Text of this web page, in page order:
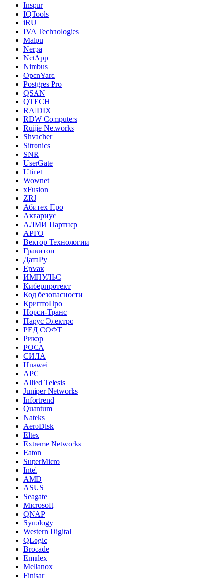
Inspur
IQTools
iRU
IVA Technologies
Maipu
Nerpa
NetApp
Nimbus
OpenYard
Postgres Pro
QSAN
QTECH
RAIDIX
RDW Computers
Ruijie Networks
Shvacher
Sitronics
SNR
UserGate
Utinet
Wownet
xFusion
ZRJ
Абитех Про
Аквариус
АЛМИ Партнер
АРГО
Вектор Технологии
Гравитон
ДатаРу
Ермак
ИМПУЛЬС
Киберпротект
Код безопасности
КриптоПро
Норси-Транс
Парус Электро
РЕД СОФТ
Рикор
РОСА
СИЛА
Huawei
APC
Allied Telesis
Juniper Networks
Infortrend
Quantum
Nateks
AeroDisk
Eltex
Extreme Networks
Eaton
SuperMicro
Intel
AMD
ASUS
Seagate
Microsoft
QNAP
Synology
Western Digital
QLogic
Brocade
Emulex
Mellanox
Finisar